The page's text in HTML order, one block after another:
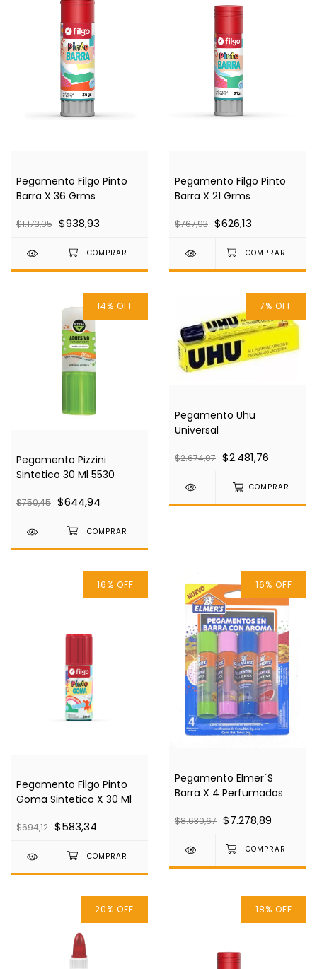
Pegamento Filgo Pinto
Barra X 36 Grms
$1.173,95 $938,93
Pegamento Filgo Pinto
Barra X 21 Grms
$767,93 $626,13
14% OFF
Pegamento Pizzini
Sintetico 30 Ml 5530
$750,45 $644,94
7% OFF
Pegamento Uhu
Universal
$2.674,07 $2.481,76
COMPRAR
16% OFF
Pegamento Filgo Pinto
Goma Sintetico X 30 Ml
$694,12 $583,34
16% OFF
Pegamento Elmer´S
Barra X 4 Perfumados
$8.630,67 $7.278,89
20% OFF 18% OFF